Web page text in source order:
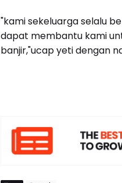
"kami sekeluarga selalu
dapat membantu kami
banjir,"ucap yeti dengan